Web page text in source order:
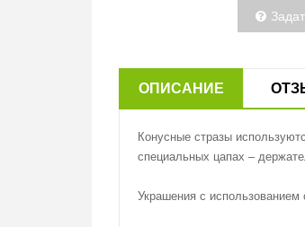
ОПИСАНИЕ
Конусные стразы
специальных цапах –
Украшения с использованием
Комментариев (0)
Производитель:
Китай